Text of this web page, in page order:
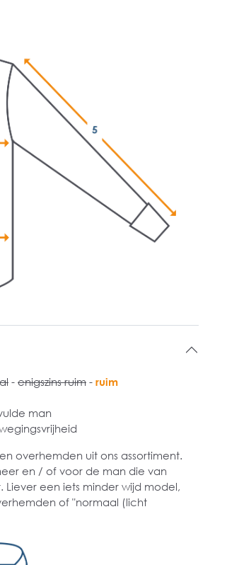
- enigszins ruim - ruim
man
overhemden uit ons assortiment.
en / of voor de man die van
een iets minder wijd model,
of "normaal (licht